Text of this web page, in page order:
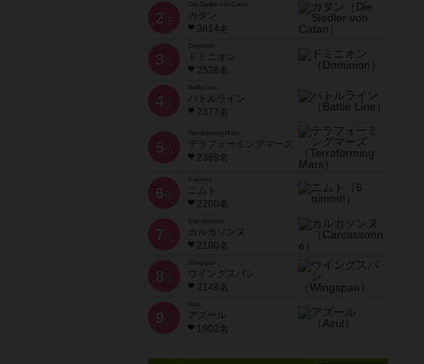
2 位
Die Siedler von Catan
カタン
3614名
3 位
ドミニオン
2528名
4位
Battle Line
バトルライン
2377名
5 位
Terraforming Mars
テラフォーミングマーズ
2369名
6 位
ニムト
2200名
7 位
Carcassonne
カルカソンヌ
2190名
8 位
Wingspan
ウイングスパン
2148名
9 位
Azul
アズール
1902名